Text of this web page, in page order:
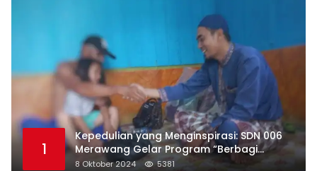
1
Kepedulian yang Menginspirasi: SDN 006
Merawang Gelar Program “Berbagi
Segenggam Beras”
8 Oktober 2024 5381